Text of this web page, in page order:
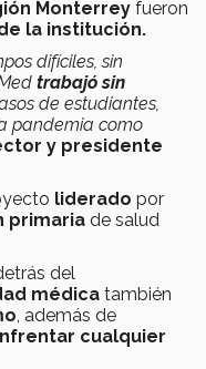
Monterrey fueron
la institución.
difíciles, sin
trabajó sin
de estudiantes,
pandemia como
y presidente
liderado por
primaria de salud
del
médica también
, además de
cualquier